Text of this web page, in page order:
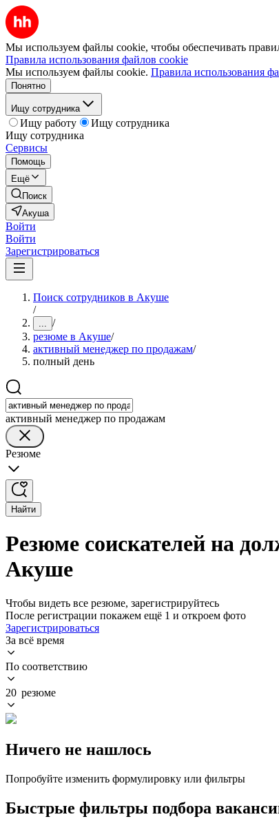
Мы используем файлы cookie, чтобы обеспечивать
Правила использования файлов cookie
Мы используем файлы cookie. Правила использования
Понятно
Ищу сотрудника
Ищу работу
Ищу сотрудника
Ищу сотрудника
Сервисы
Помощь
Ещё
Поиск
Акуша
Войти
Войти
Зарегистрироваться
Поиск сотрудников в Акуше
/
... /
резюме в Акуше/
активный менеджер по продажам/
полный день
активный менеджер по продажам
Резюме
Найти
Резюме соискателей на
Акуше
Чтобы видеть все резюме, зарегистрируйтесь
После регистрации покажем ещё 1 и откроем фото
Зарегистрироваться
За всё время
По соответствию
20 резюме
Ничего не нашлось
Попробуйте изменить формулировку или фильтры
Быстрые фильтры подбора